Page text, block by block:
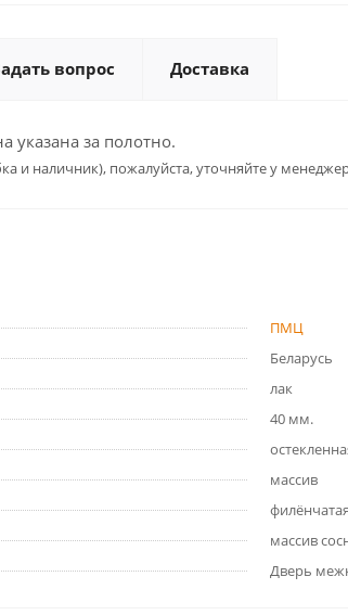
вопрос Доставка
за полотно.
и наличник), пожалуйста, уточняйте у
ПМЦ
Беларусь
лак
40 мм.
массив
филёнчатая
массив
Дверь